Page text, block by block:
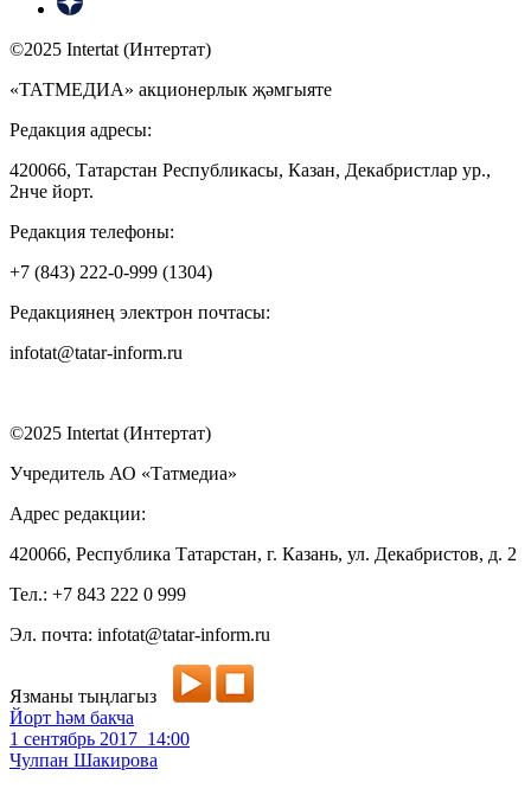
©2025 Intertat (Интертат)
«ТАТМЕДИА» акционерлык җәмгыяте
Редакция адресы:
420066, Татарстан Республикасы, Казан, Декабристлар ур.,
2нче йорт.
Редакция телефоны:
+7 (843) 222-0-999 (1304)
Редакциянең электрон почтасы:
infotat@tatar-inform.ru
©2025 Intertat (Интертат)
Учредитель АО «Татмедиа»
Адрес редакции:
420066, Республика Татарстан, г. Казань, ул. Декабристов, д. 2
Тел.: +7 843 222 0 999
Эл. почта: infotat@tatar-inform.ru
Язманы тыңлагыз
Йорт һәм бакча
1 сентябрь 2017 14:00
Чулпан Шакирова